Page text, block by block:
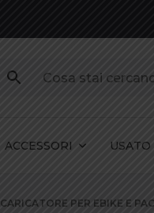
ACCESSORI USATO
CARICATORE PER EBIKE E